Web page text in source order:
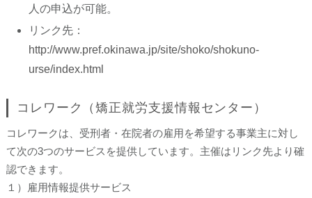
人の申込が可能。
リンク先：
http://www.pref.okinawa.jp/site/shoko/shokuno-
urse/index.html
コレワーク（矯正就労支援情報センター）
コレワークは、受刑者・在院者の雇用を希望する事業主に対し
て次の3つのサービスを提供しています。主催はリンク先より確
認できます。
１）雇用情報提供サービス